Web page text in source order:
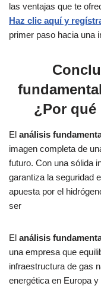
las ventajas que te
Haz clic aquí y
primer paso hacia una
¿Por qué
El análisis
imagen completa de
futuro. Con una sólida
garantiza la seguridad
apuesta por el
ser
El análisis
una empresa que
infraestructura de gas
energética en Europa